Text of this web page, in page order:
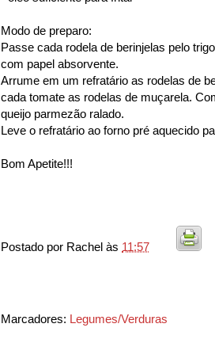
Modo de preparo:
Passe cada rodela de berinjelas pelo
com papel absorvente.
Arrume em um refratário as rodelas de
cada tomate as rodelas de muçarela.
queijo parmezão ralado.
Leve o refratário ao forno pré aquecido
Bom Apetite!!!
Postado por Rachel às 11:57
Marcadores: Legumes/Verduras